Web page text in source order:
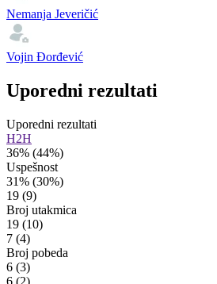
Nemanja Jeveričić
Vojin Đorđević
Uporedni rezultati
Uporedni rezultati
H2H
36% (44%)
Uspešnost
31% (30%)
19 (9)
Broj utakmica
19 (10)
7 (4)
Broj pobeda
6 (3)
6 (2)